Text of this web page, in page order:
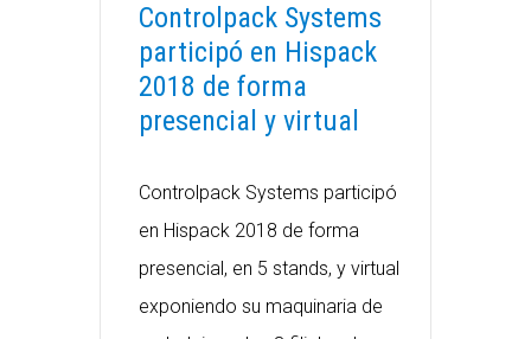
Controlpack Systems
participó en Hispack
2018 de forma
presencial y virtual
Controlpack Systems participó
en Hispack 2018 de forma
presencial, en 5 stands, y virtual
exponiendo su maquinaria de